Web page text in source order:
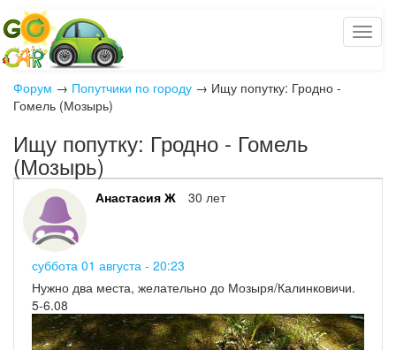
Форум → Попутчики по городу → Ищу попутку: Гродно -
Гомель (Мозырь)
Ищу попутку: Гродно - Гомель
(Мозырь)
Анастасия Ж 30 лет
суббота 01 августа - 20:23
Нужно два места, желательно до Мозыря/Калинковичи.
5-6.08